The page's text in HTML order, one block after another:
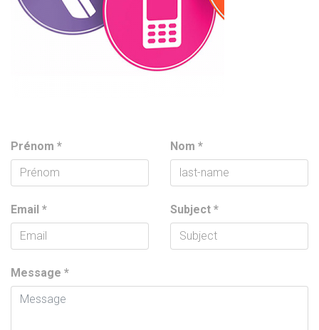
Prénom * Nom *
Email * Subject *
Message *